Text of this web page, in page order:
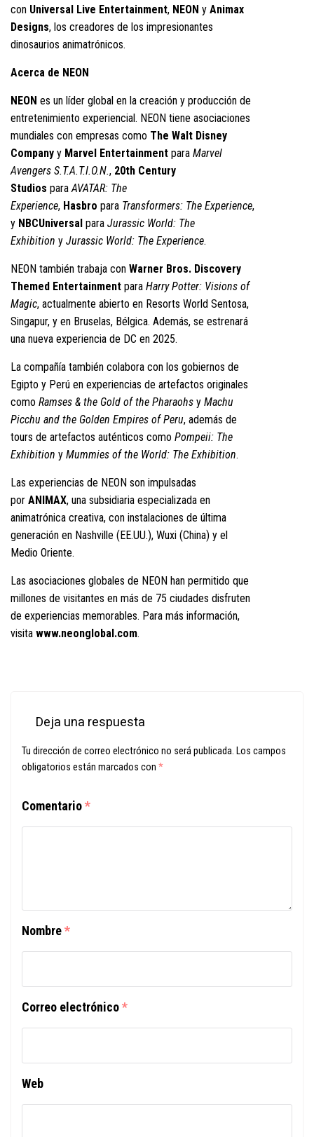
con Universal Live Entertainment, NEON y Animax
Designs, los creadores de los impresionantes
dinosaurios animatrónicos.
Acerca de NEON
NEON es un líder global en la creación y producción de
entretenimiento experiencial. NEON tiene asociaciones
mundiales con empresas como The Walt Disney
Company y Marvel Entertainment para Marvel
Avengers S.T.A.T.I.O.N., 20th Century
Studios paraAVATAR: The
Experience, Hasbro para Transformers: The Experience,
y NBCUniversal para Jurassic World: The
Exhibition y Jurassic World: The Experience.
NEON también trabaja con Warner Bros. Discovery
Themed Entertainment para Harry Potter: Visions of
Magic, actualmente abierto en Resorts World Sentosa,
Singapur, y en Bruselas, Bélgica. Además, se estrenará
una nueva experiencia de DC en 2025.
La compañía también colabora con los gobiernos de
Egipto y Perú en experiencias de artefactos originales
como Ramses & the Gold of the Pharaohs y Machu
Picchu and the Golden Empires of Peru, además de
tours de artefactos auténticos como Pompeii: The
Exhibition y Mummies of the World: The Exhibition.
Las experiencias de NEON son impulsadas
por ANIMAX, una subsidiaria especializada en
animatrónica creativa, con instalaciones de última
generación en Nashville (EE.UU.), Wuxi (China) y el
Medio Oriente.
Las asociaciones globales de NEON han permitido que
millones de visitantes en más de 75 ciudades disfruten
de experiencias memorables. Para más información,
visita www.neonglobal.com.
Deja una respuesta
Tu dirección de correo electrónico no será publicada. Los campos
obligatorios están marcados con *
Comentario*
Nombre*
Correo electrónico*
Web